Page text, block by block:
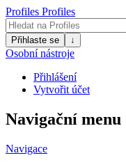
Profiles Profiles
Přihlaste se ↓
Osobní nástroje
Přihlášení
Vytvořit účet
Navigační menu
Navigace